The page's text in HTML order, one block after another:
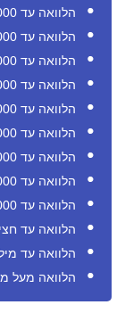
הלוואה עד 20000 שקל
הלוואה עד 30000 ש"ח
הלוואה עד 40000 ש"ח
הלוואה עד 50000 ש"ח
הלוואה עד 60,000 ש"ח
הלוואה עד 70000 ש"ח
הלוואה עד 80,000 ש"ח
הלוואה עד 90000 ש"ח
הלוואה עד 100000 ש"ח
הלוואה עד חצי
הלוואה עד
הלוואה מעל